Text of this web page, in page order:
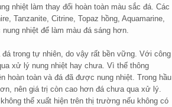
nhiệt làm thay đổi hoàn toàn màu sắc đá. Các
Tanzanite, Citrine, Topaz hồng, Aquamarine,
nhiệt để làm màu đá sáng hơn.
trong tự nhiên, do vậy rất bền vững. Với công
xử lý nung nhiệt hay chưa. Vì thế thông
toàn và đá đã được nung nhiệt. Trong hầu
nên giá trị còn cao hơn đá chưa qua xử lý.
thể xuất hiện trên thị trường nếu không có